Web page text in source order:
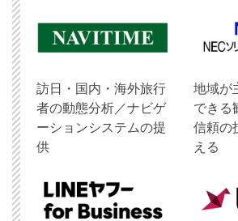
訪日・国内・海外旅行
者の動態分析／ナビゲ
ーションシステムの提
供
地域が
できる
信頼の
える